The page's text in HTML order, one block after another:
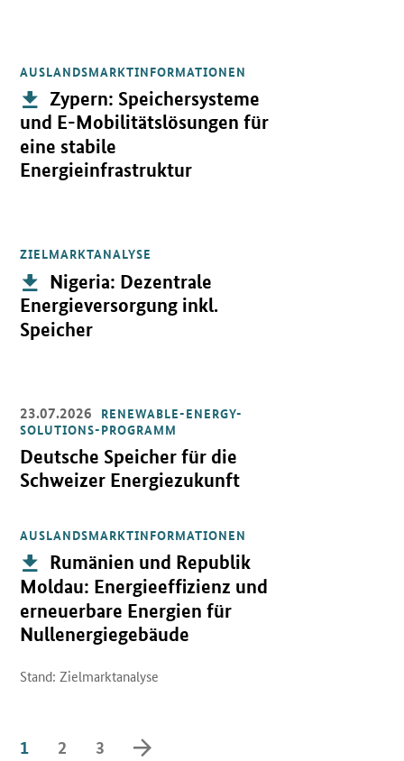
AUSLANDSMARKTINFORMATIONEN
Publikation:
Zypern: Speichersysteme
und E-Mobilitätslösungen für
eine stabile
Energieinfrastruktur
Öffnet PDF "Zypern: Speichersysteme und E-
ZIELMARKTANALYSE
Publikation:
Nigeria: Dezentrale
Energieversorgung inkl.
Speicher
Öffnet PDF "Nigeria: Dezentrale Energieversorgung inkl.
23.07.2026 RENEWABLE-ENERGY-
SOLUTIONS-PROGRAMM
Deutsche Speicher für die
Schweizer Energiezukunft
Öffnet Einzelsicht
AUSLANDSMARKTINFORMATIONEN
Publikation:
Rumänien und Republik
Moldau: Energieeffizienz und
erneuerbare Energien für
Nullenergiegebäude
Stand: Zielmarktanalyse
Öffnet PDF "Rumänien und Republik Moldau: Energieeffizienz
1 2 3 vorwärts blättern